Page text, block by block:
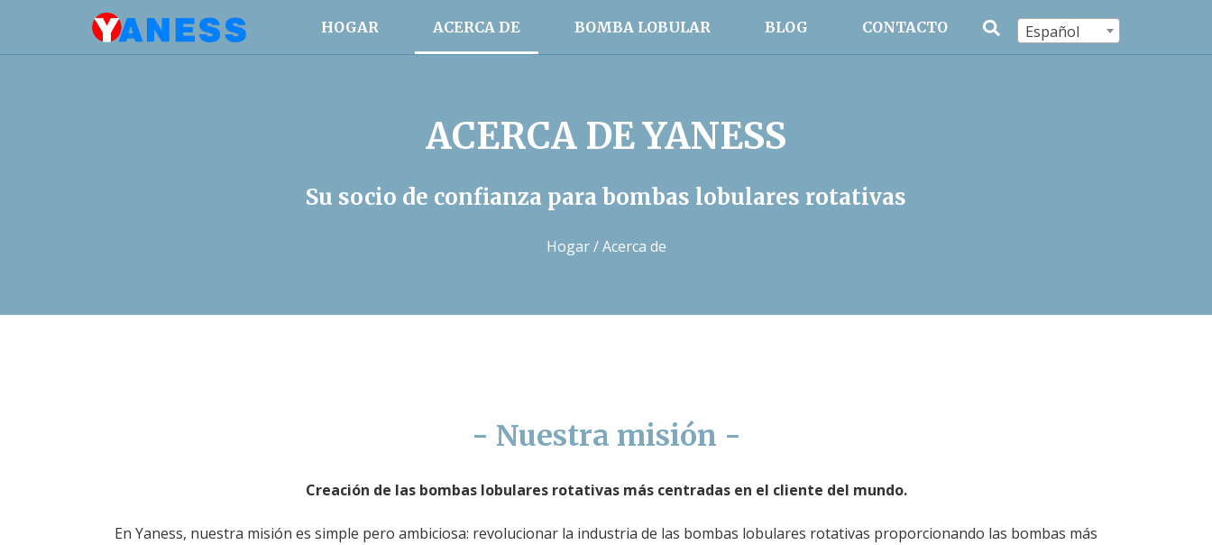
HOGAR ACERCA DE BOMBA LOBULAR BLOG CONTACTO Español
ACERCA DE YANESS
Su socio de confianza para bombas lobulares rotativas
Hogar/ Acerca de
- Nuestra misión -
Creación de las bombas lobulares rotativas más centradas en el cliente del mundo.
En Yaness, nuestra misión es simple pero ambiciosa: revolucionar la industria de las bombas lobulares rotativas proporcionando las bombas más